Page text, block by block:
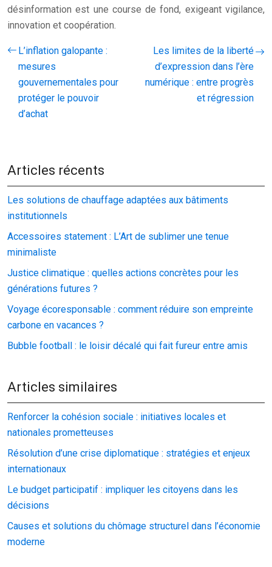
désinformation est une course de fond, exigeant vigilance,
innovation et coopération.
L’inflation galopante :
mesures
gouvernementales pour
protéger le pouvoir
d’achat
Les limites de la liberté
d’expression dans l’ère
numérique : entre progrès
et régression
Articles récents
Les solutions de chauffage adaptées aux bâtiments
institutionnels
Accessoires statement : L’Art de sublimer une tenue
minimaliste
Justice climatique : quelles actions concrètes pour les
générations futures ?
Voyage écoresponsable : comment réduire son empreinte
carbone en vacances ?
Bubble football : le loisir décalé qui fait fureur entre amis
Articles similaires
Renforcer la cohésion sociale : initiatives locales et
nationales prometteuses
Résolution d’une crise diplomatique : stratégies et enjeux
internationaux
Le budget participatif : impliquer les citoyens dans les
décisions
Causes et solutions du chômage structurel dans l’économie
moderne